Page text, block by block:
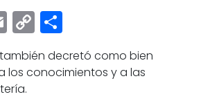
Email
Copy
Link
también decretó como bien
los conocimientos y a las